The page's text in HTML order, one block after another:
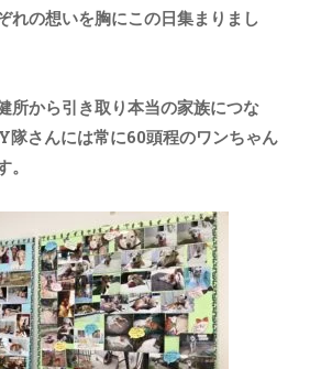
れの想いを胸にこの日集まりまし
所から引き取り本当の家族につな
さんには常に60頭程のワンちゃん